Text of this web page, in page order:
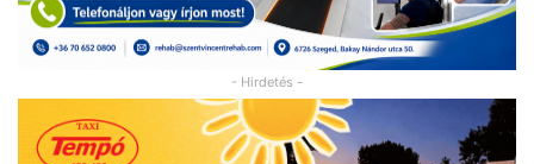
- Hirdetés -